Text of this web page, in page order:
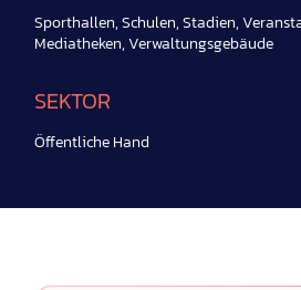
Sporthallen, Schulen, Stadien,
Mediatheken, Verwaltungsgebäude
SEKTOR
Öffentliche Hand